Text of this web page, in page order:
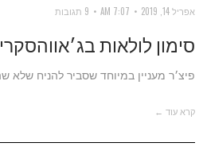
אפריל 14, 2019 7:07 AM 9 תגובות
סימון לולאות
פיצ׳ר מעניין במיוחד שסביר להניח שלא
קרא עוד ←